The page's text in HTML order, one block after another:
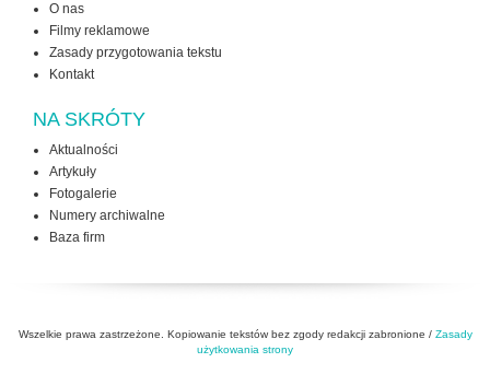
O nas
Filmy reklamowe
Zasady przygotowania tekstu
Kontakt
NA SKRÓTY
Aktualności
Artykuły
Fotogalerie
Numery archiwalne
Baza firm
Wszelkie prawa zastrzeżone. Kopiowanie tekstów bez zgody redakcji zabronione / Zasady
użytkowania strony